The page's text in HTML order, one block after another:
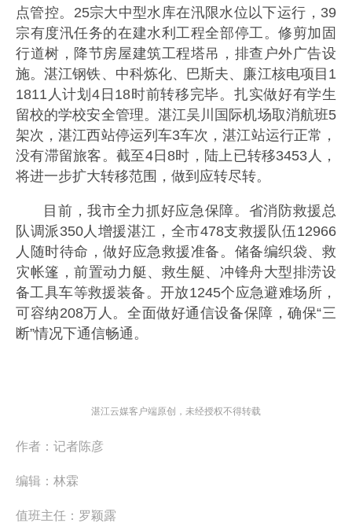
点管控。25宗大中型水库在汛限水位以下运行，39
宗有度汛任务的在建水利工程全部停工。修剪加固
行道树，降节房屋建筑工程塔吊，排查户外广告设
施。湛江钢铁、中科炼化、巴斯夫、廉江核电项目1
1811人计划4日18时前转移完毕。扎实做好有学生
留校的学校安全管理。湛江吴川国际机场取消航班5
架次，湛江西站停运列车3车次，湛江站运行正常，
没有滞留旅客。截至4日8时，陆上已转移3453人，
将进一步扩大转移范围，做到应转尽转。
目前，我市全力抓好应急保障。省消防救援总
队调派350人增援湛江，全市478支救援队伍12966
人随时待命，做好应急救援准备。储备编织袋、救
灾帐篷，前置动力艇、救生艇、冲锋舟大型排涝设
备工具车等救援装备。开放1245个应急避难场所，
可容纳208万人。全面做好通信设备保障，确保“三
断”情况下通信畅通。
湛江云媒客户端原创，未经授权不得转载
作者： 记者陈彦
编辑： 林霖
值班主任： 罗颖露